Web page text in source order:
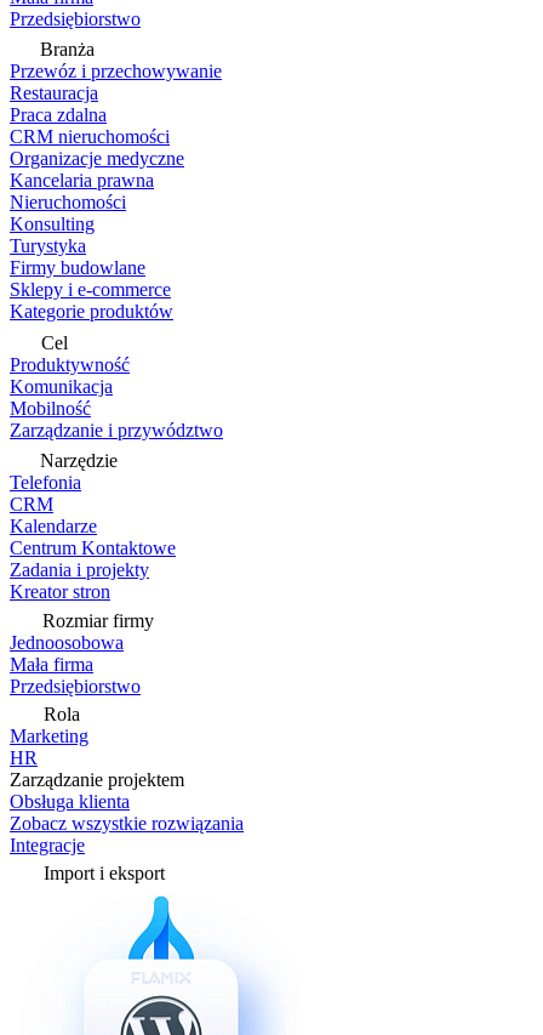
Przedsiębiorstwo
Branża
Przewóz i przechowywanie
Restauracja
Praca zdalna
CRM nieruchomości
Organizacje medyczne
Kancelaria prawna
Nieruchomości
Konsulting
Turystyka
Firmy budowlane
Sklepy i e-commerce
Kategorie produktów
Cel
Produktywność
Komunikacja
Mobilność
Zarządzanie i przywództwo
Narzędzie
Telefonia
CRM
Kalendarze
Centrum Kontaktowe
Zadania i projekty
Kreator stron
Rozmiar firmy
Jednoosobowa
Mała firma
Przedsiębiorstwo
Rola
Marketing
HR
Zarządzanie projektem
Obsługa klienta
Zobacz wszystkie rozwiązania
Integracje
Import i eksport